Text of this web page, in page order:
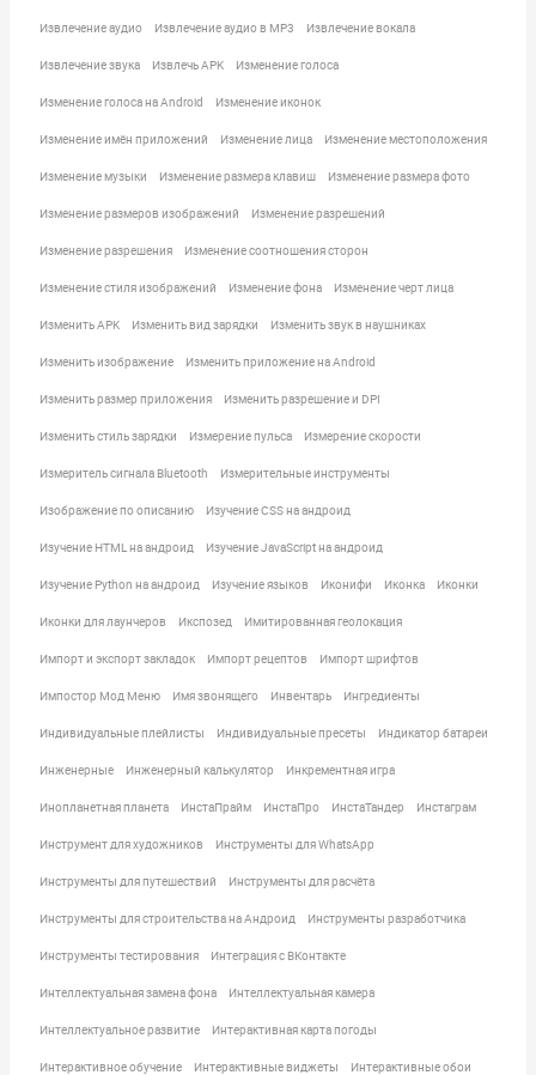
Извлечение аудио Извлечение аудио в MP3 Извлечение вокала
Извлечение звука Извлечь APK Изменение голоса
Изменение голоса на Android Изменение иконок
Изменение имён приложений Изменение лица Изменение местоположения
Изменение музыки Изменение размера клавиш Изменение размера фото
Изменение размеров изображений Изменение разрешений
Изменение разрешения Изменение соотношения сторон
Изменение стиля изображений Изменение фона Изменение черт лица
Изменить APK Изменить вид зарядки Изменить звук в наушниках
Изменить изображение Изменить приложение на Android
Изменить размер приложения Изменить разрешение и DPI
Изменить стиль зарядки Измерение пульса Измерение скорости
Измеритель сигнала Bluetooth Измерительные инструменты
Изображение по описанию Изучение CSS на андроид
Изучение HTML на андроид Изучение JavaScript на андроид
Изучение Python на андроид Изучение языков Иконифи Иконка Иконки
Иконки для лаунчеров Икспозед Имитированная геолокация
Импорт и экспорт закладок Импорт рецептов Импорт шрифтов
Импостор Мод Меню Имя звонящего Инвентарь Ингредиенты
Индивидуальные плейлисты Индивидуальные пресеты Индикатор батареи
Инженерные Инженерный калькулятор Инкрементная игра
Инопланетная планета ИнстаПрайм ИнстаПро ИнстаТандер Инстаграм
Инструмент для художников Инструменты для WhatsApp
Инструменты для путешествий Инструменты для расчёта
Инструменты для строительства на Андроид Инструменты разработчика
Инструменты тестирования Интеграция с ВКонтакте
Интеллектуальная замена фона Интеллектуальная камера
Интеллектуальное развитие Интерактивная карта погоды
Интерактивное обучение Интерактивные виджеты Интерактивные обои